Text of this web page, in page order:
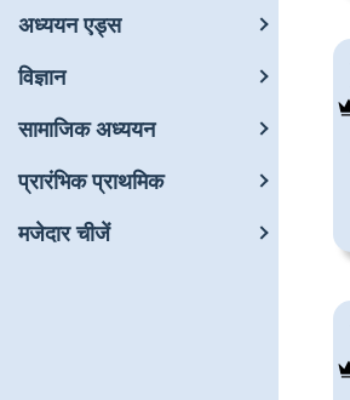
अध्ययन एड्स
विज्ञान
सामाजिक अध्ययन
प्रारंभिक प्राथमिक
मजेदार चीजें